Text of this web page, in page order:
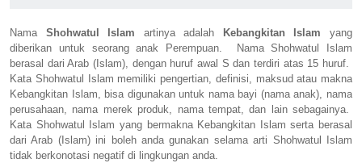
Nama Shohwatul Islam artinya adalah Kebangkitan Islam yang
diberikan untuk seorang anak Perempuan. Nama Shohwatul Islam
berasal dari Arab (Islam), dengan huruf awal S dan terdiri atas 15 huruf.
Kata Shohwatul Islam memiliki pengertian, definisi, maksud atau makna
Kebangkitan Islam, bisa digunakan untuk nama bayi (nama anak), nama
perusahaan, nama merek produk, nama tempat, dan lain sebagainya.
Kata Shohwatul Islam yang bermakna Kebangkitan Islam serta berasal
dari Arab (Islam) ini boleh anda gunakan selama arti Shohwatul Islam
tidak berkonotasi negatif di lingkungan anda.